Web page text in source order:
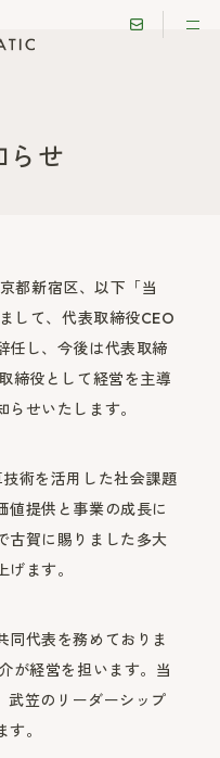
らせ
都新宿区、以下「当
して、代表取締役CEO
任し、今後は代表取締
締役として経営を主導
らせいたします。
術を活用した社会課題
値提供と事業の成長に
古賀に賜りました多大
げます。
同代表を務めておりま
が経営を担います。当
武笠のリーダーシップ
す。